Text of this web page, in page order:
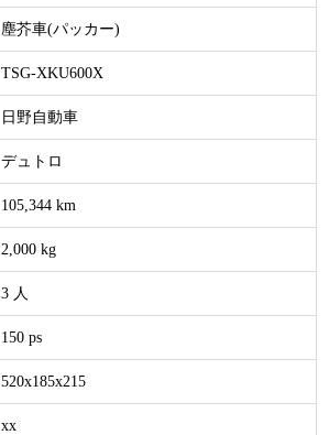
塵芥車(パッカー)
TSG-XKU600X
日野自動車
デュトロ
105,344 km
2,000 kg
3 人
150 ps
520x185x215
xx